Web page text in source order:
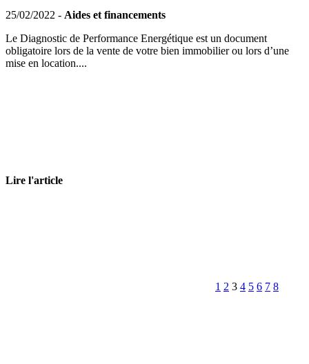
25/02/2022 - Aides et financements
Le Diagnostic de Performance Energétique est un document
obligatoire lors de la vente de votre bien immobilier ou lors d’une
mise en location....
Lire l'article
1 2 3 4 5 6 7 8